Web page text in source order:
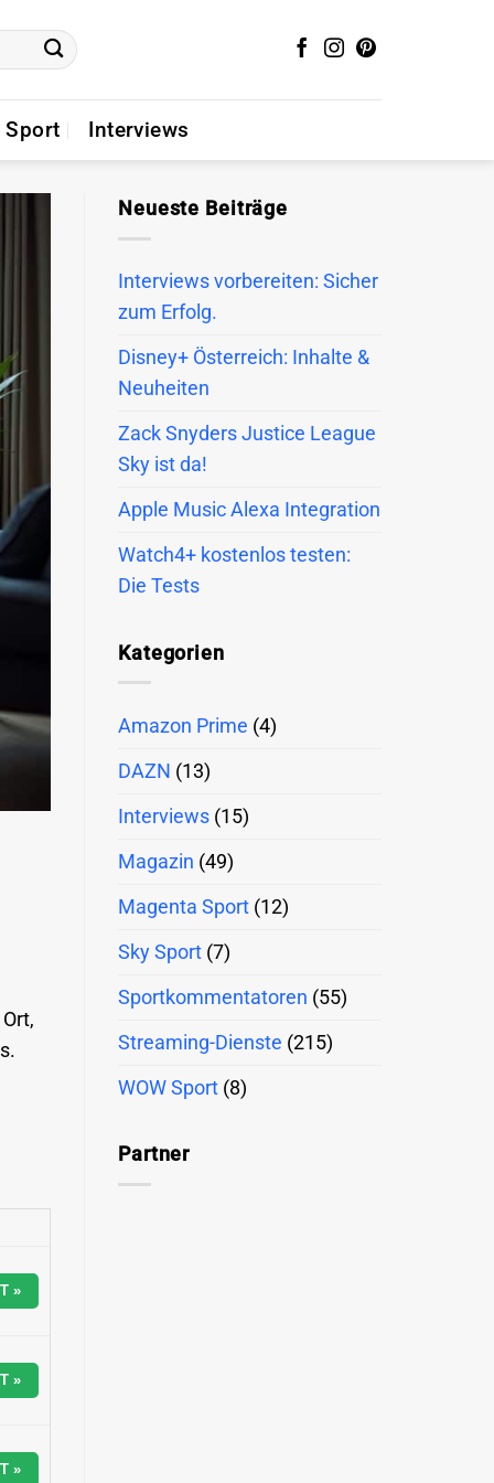
Sport Interviews
»
»
»
Neueste Beiträge
Interviews vorbereiten: Sicher
zum Erfolg.
Disney+ Österreich: Inhalte &
Neuheiten
Zack Snyders Justice League
Sky ist da!
Apple Music Alexa Integration
Watch4+ kostenlos testen:
Die Tests
Kategorien
Amazon Prime (4)
DAZN (13)
Interviews (15)
Magazin (49)
Magenta Sport (12)
Sky Sport (7)
Sportkommentatoren (55)
Streaming-Dienste (215)
WOW Sport (8)
Partner